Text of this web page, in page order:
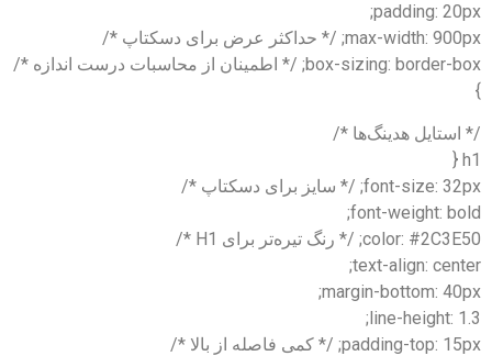
padding: 20px;
max-width: 900px; /* حداکثر عرض برای دسکتاپ */
box-sizing: border-box; /* اطمینان از محاسبات درست اندازه */
}
/* استایل هدینگ‌ها */
h1 {
font-size: 32px; /* سایز برای دسکتاپ */
font-weight: bold;
color: #2C3E50; /* رنگ تیره‌تر برای H1 */
text-align: center;
margin-bottom: 40px;
line-height: 1.3;
padding-top: 15px; /* کمی فاصله از بالا */